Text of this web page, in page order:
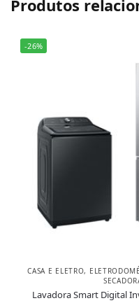
Produtos
-26%
CASA E ELETRO,
Lavadora Smart Digital